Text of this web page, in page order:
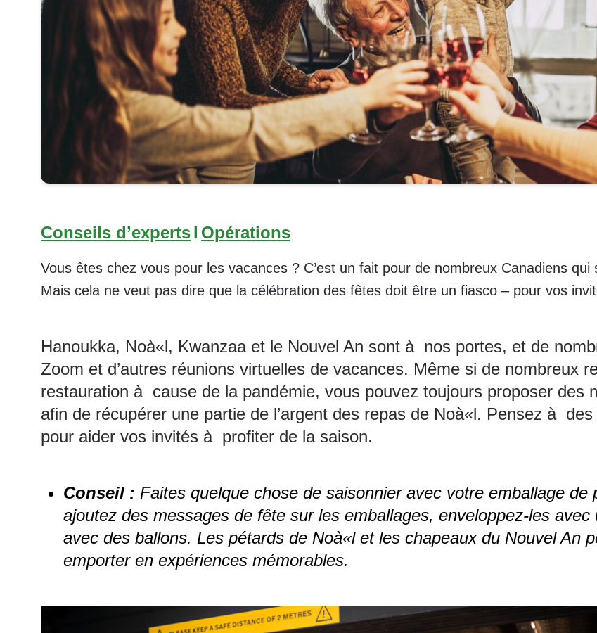
Conseils d’expertsI Opérations
Vous êtes chez vous pour les vacances ? C’est un fait pour de nombreux Canadiens
Mais cela ne veut pas dire que la célébration des fêtes doit être un fiasco – pour vos
Hanoukka, Noà«l, Kwanzaa et le Nouvel An sont à nos portes, et de
Zoom et d’autres réunions virtuelles de vacances. Même si de nombreux
restauration à cause de la pandémie, vous pouvez toujours proposer des
afin de récupérer une partie de l’argent des repas de Noà«l. Pensez à
pour aider vos invités à profiter de la saison.
Conseil : Faites quelque chose de saisonnier avec votre emballage
ajoutez des messages de fête sur les emballages, enveloppez-les
avec des ballons. Les pétards de Noà«l et les chapeaux du Nouvel An
emporter en expériences mémorables.